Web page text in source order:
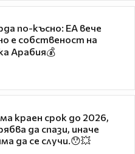
по-късно: EA вече
е собственост на
Арабия💰
краен срок до 2026,
да спази, иначе
да се случи.😯💥